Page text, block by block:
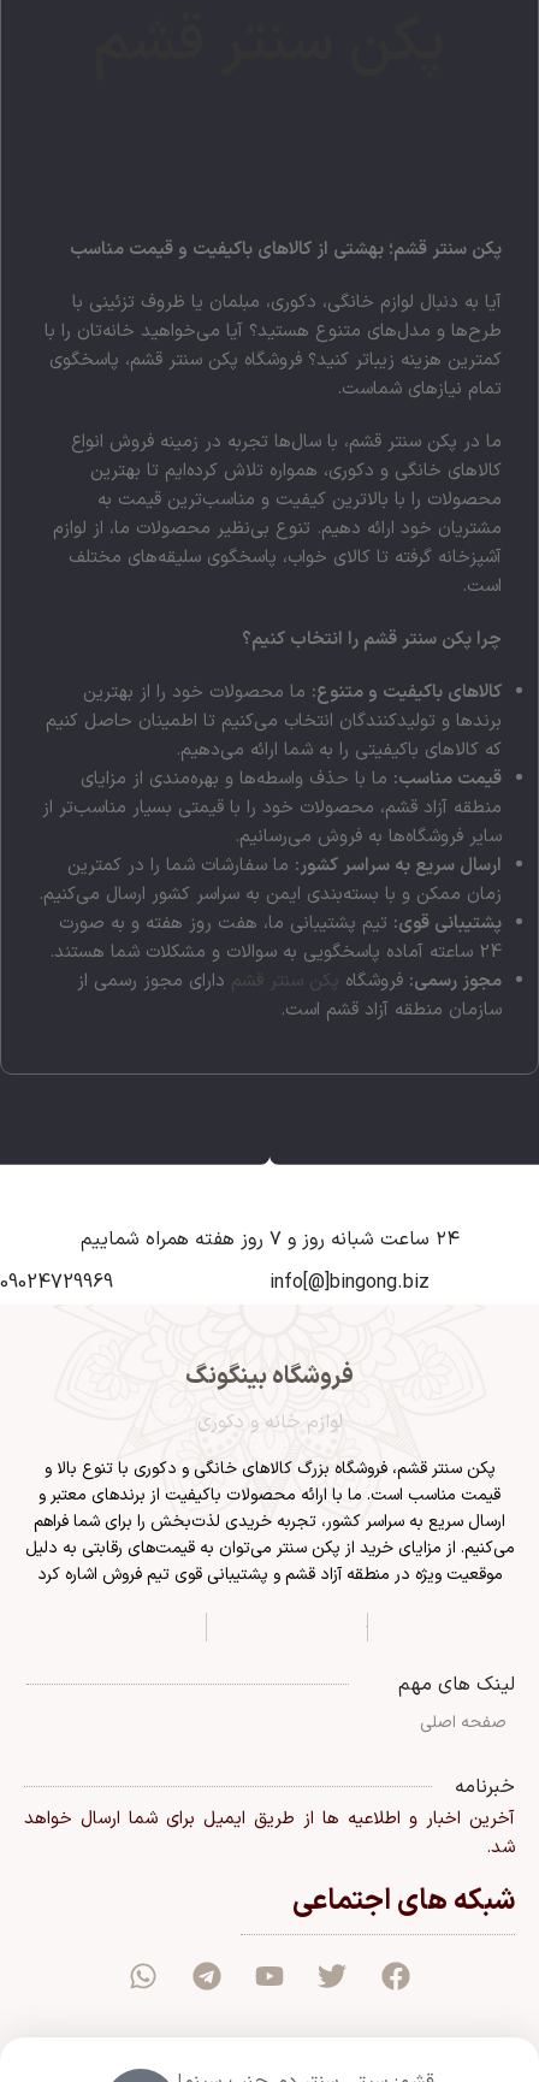
پکن سنتر قشم؛ بهشتی از کالاهای باکیفیت و قیمت مناسب
آیا به دنبال لوازم خانگی، دکوری، مبلمان یا ظروف تزئینی با
طرح‌ها و مدل‌های متنوع هستید؟ آیا می‌خواهید خانه‌تان را با
کمترین هزینه زیباتر کنید؟ فروشگاه پکن سنتر قشم، پاسخگوی
تمام نیازهای شماست.
ما در پکن سنتر قشم، با سال‌ها تجربه در زمینه فروش انواع
کالاهای خانگی و دکوری، همواره تلاش کرده‌ایم تا بهترین
محصولات را با بالاترین کیفیت و مناسب‌ترین قیمت به
مشتریان خود ارائه دهیم. تنوع بی‌نظیر محصولات ما، از لوازم
آشپزخانه گرفته تا کالای خواب، پاسخگوی سلیقه‌های مختلف
است.
چرا پکن سنتر قشم را انتخاب کنیم؟
کالاهای باکیفیت و متنوع: ما محصولات خود را از بهترین
برندها و تولیدکنندگان انتخاب می‌کنیم تا اطمینان حاصل کنیم
که کالاهای باکیفیتی را به شما ارائه می‌دهیم.
قیمت مناسب: ما با حذف واسطه‌ها و بهره‌مندی از مزایای
منطقه آزاد قشم، محصولات خود را با قیمتی بسیار مناسب‌تر از
سایر فروشگاه‌ها به فروش می‌رسانیم.
ارسال سریع به سراسر کشور: ما سفارشات شما را در کمترین
زمان ممکن و با بسته‌بندی ایمن به سراسر کشور ارسال می‌کنیم.
پشتیبانی قوی: تیم پشتیبانی ما، هفت روز هفته و به صورت
24 ساعته آماده پاسخگویی به سوالات و مشکلات شما هستند.
مجوز رسمی: فروشگاه پکن سنتر قشم دارای مجوز رسمی از
سازمان منطقه آزاد قشم است.
۲۴ ساعت شبانه روز و ۷ روز هفته همراه شماییم
info[@]bingong.biz
09024729969
فروشگاه بینگونگ
لوازم خانه و دکوری
پکن سنتر قشم، فروشگاه بزرگ کالاهای خانگی و دکوری با تنوع بالا و
قیمت مناسب است. ما با ارائه محصولات باکیفیت از برندهای معتبر و
ارسال سریع به سراسر کشور، تجربه خریدی لذت‌بخش را برای شما فراهم
می‌کنیم. از مزایای خرید از پکن سنتر می‌توان به قیمت‌های رقابتی به دلیل
موقعیت ویژه در منطقه آزاد قشم و پشتیبانی قوی تیم فروش اشاره کرد
لینک های مهم
صفحه اصلی
خبرنامه
آخرین اخبار و اطلاعیه ها از طریق ایمیل برای شما ارسال خواهد
شد.
شبکه های اجتماعی